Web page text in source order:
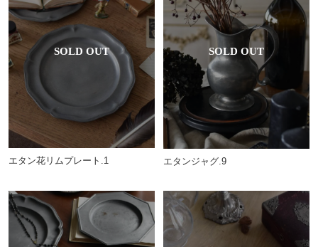
エタン花リムプレート.1 エタンジャグ.9